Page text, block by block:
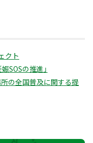
クト
SOSの推進」
の全国普及に関する提